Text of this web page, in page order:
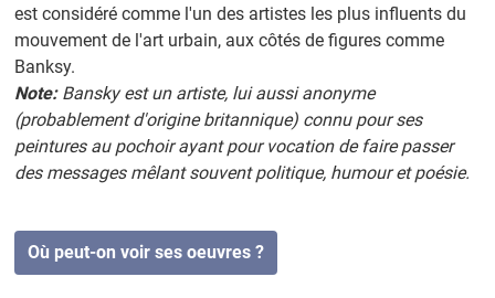
est considéré comme l'un des artistes les plus influents du
mouvement de l'art urbain, aux côtés de figures comme
Banksy.
Note:Bansky est un artiste, lui aussi anonyme
(probablement d'origine britannique) connu pour ses
peintures au pochoir ayant pour vocation de faire passer
des messages mêlant souvent politique, humour et poésie.
Où peut-on voir ses oeuvres ?